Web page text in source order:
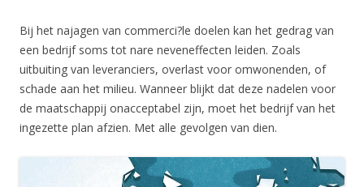
Bij het najagen van commerci?le doelen kan het gedrag van
een bedrijf soms tot nare neveneffecten leiden. Zoals
uitbuiting van leveranciers, overlast voor omwonenden, of
schade aan het milieu. Wanneer blijkt dat deze nadelen voor
de maatschappij onacceptabel zijn, moet het bedrijf van het
ingezette plan afzien. Met alle gevolgen van dien.